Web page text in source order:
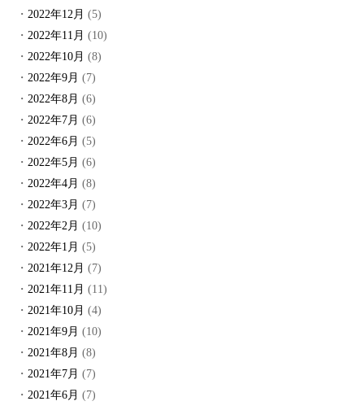
2022年12月 (5)
2022年11月 (10)
2022年10月 (8)
2022年9月 (7)
2022年8月 (6)
2022年7月 (6)
2022年6月 (5)
2022年5月 (6)
2022年4月 (8)
2022年3月 (7)
2022年2月 (10)
2022年1月 (5)
2021年12月 (7)
2021年11月 (11)
2021年10月 (4)
2021年9月 (10)
2021年8月 (8)
2021年7月 (7)
2021年6月 (7)